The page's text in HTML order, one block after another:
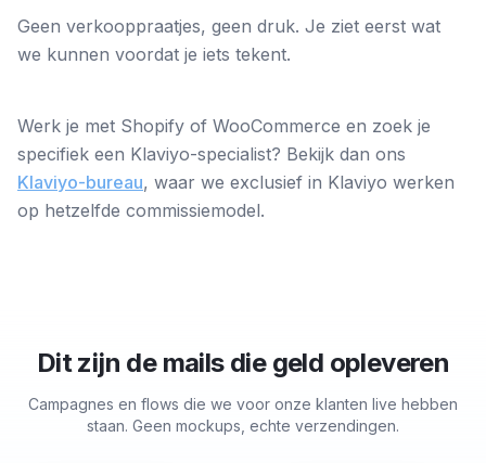
Geen verkooppraatjes, geen druk. Je ziet eerst wat
we kunnen voordat je iets tekent.
Werk je met Shopify of WooCommerce en zoek je
specifiek een Klaviyo-specialist? Bekijk dan ons
Klaviyo-bureau, waar we exclusief in Klaviyo werken
op hetzelfde commissiemodel.
Dit zijn de mails die geld opleveren
Campagnes en flows die we voor onze klanten live hebben
staan. Geen mockups, echte verzendingen.